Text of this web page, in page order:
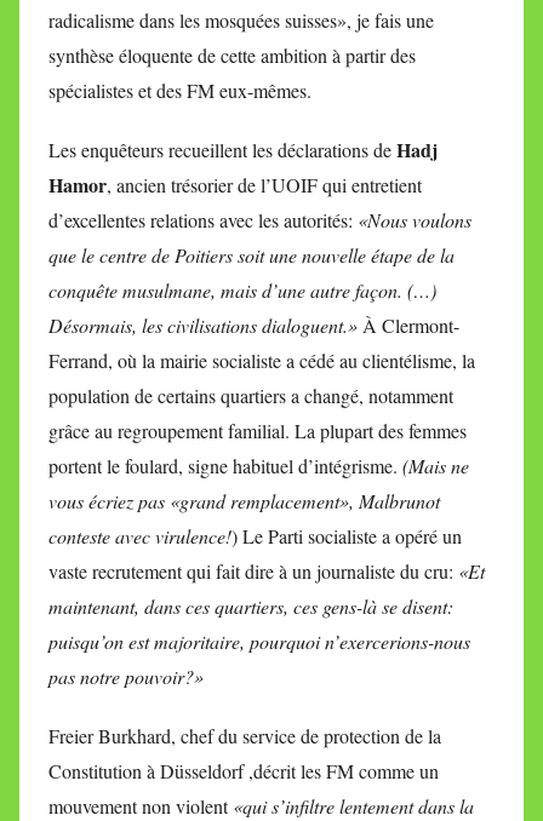
radicalisme dans les mosquées suisses», je fais une
synthèse éloquente de cette ambition à partir des
spécialistes et des FM eux-mêmes.
Les enquêteurs recueillent les déclarations deHadj
Hamor, ancien trésorier de l’UOIF qui entretient
d’excellentes relations avec les autorités: «Nous voulons
que le centre de Poitiers soit une nouvelle étape de la
conquête musulmane, mais d’une autre façon. (…)
Désormais, les civilisations dialoguent.» À Clermont-
Ferrand, où la mairie socialiste a cédé au clientélisme, la
population de certains quartiers a changé, notamment
grâce au regroupement familial. La plupart des femmes
portent le foulard, signe habituel d’intégrisme. (Mais ne
vous écriez pas «grand remplacement», Malbrunot
conteste avec virulence!) Le Parti socialiste a opéré un
vaste recrutement qui fait dire à un journaliste du cru: «Et
maintenant, dans ces quartiers, ces gens-là se disent:
puisqu’on est majoritaire, pourquoi n’exercerions-nous
pas notre pouvoir?»
Freier Burkhard, chef du service de protection de la
Constitution à Düsseldorf ,décrit les FM comme un
mouvement non violent«qui s’infiltre lentement dans la